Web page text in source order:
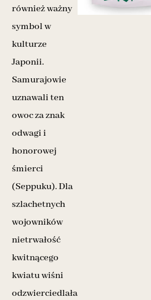
również ważny
symbol w
kulturze
Japonii.
Samurajowie
uznawali ten
owoc za znak
odwagi i
honorowej
śmierci
(Seppuku). Dla
szlachetnych
wojowników
nietrwałość
kwitnącego
kwiatu wiśni
odzwierciedlała